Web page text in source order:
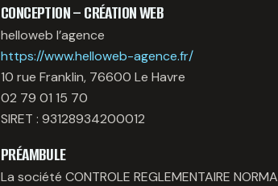
CONCEPTION – CRÉATION WEB
helloweb l’agence
https://www.helloweb-agence.fr/
10 rue Franklin, 76600 Le Havre
02 79 01 15 70
SIRET : 93128934200012
PRÉAMBULE
La société CONTROLE REGLEMENTAIRE